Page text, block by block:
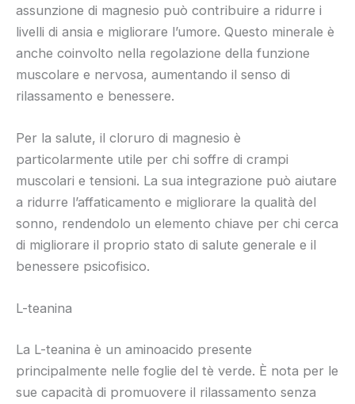
assunzione di magnesio può contribuire a ridurre i
livelli di ansia e migliorare l’umore. Questo minerale è
anche coinvolto nella regolazione della funzione
muscolare e nervosa, aumentando il senso di
rilassamento e benessere.
Per la salute, il cloruro di magnesio è
particolarmente utile per chi soffre di crampi
muscolari e tensioni. La sua integrazione può aiutare
a ridurre l’affaticamento e migliorare la qualità del
sonno, rendendolo un elemento chiave per chi cerca
di migliorare il proprio stato di salute generale e il
benessere psicofisico.
L-teanina
La L-teanina è un aminoacido presente
principalmente nelle foglie del tè verde. È nota per le
sue capacità di promuovere il rilassamento senza